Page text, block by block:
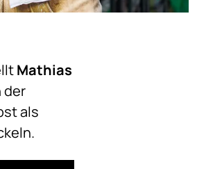
Mathias
der
als